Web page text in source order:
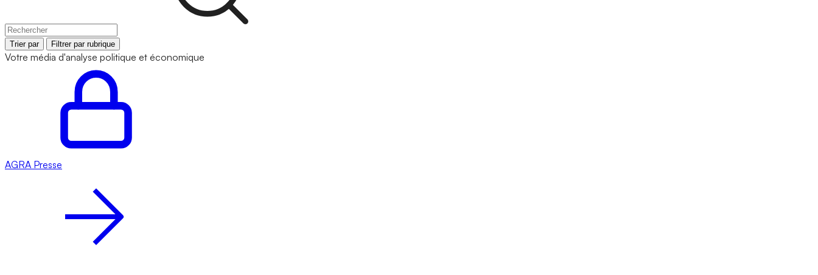
Trier par Filtrer par rubrique
Votre média d'analyse politique et économique
AGRA Presse